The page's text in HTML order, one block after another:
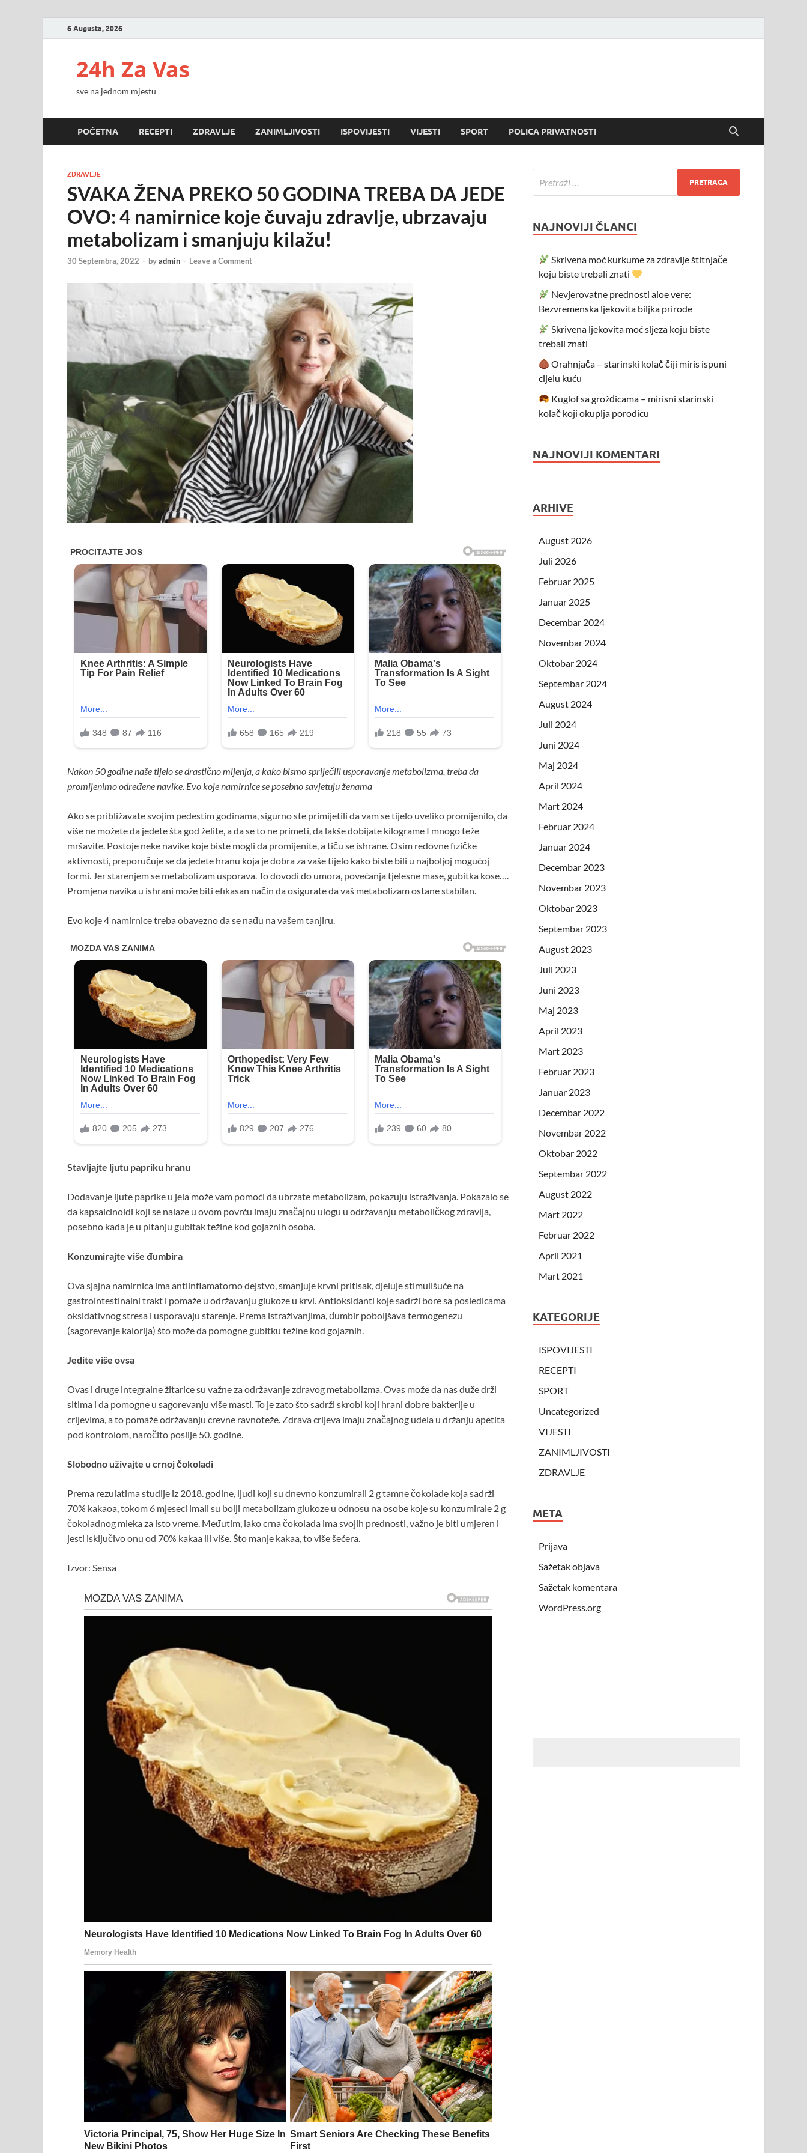
6 Augusta, 2026
24h Za Vas
sve na jednom mjestu
POČETNA RECEPTI ZDRAVLJE ZANIMLJIVOSTI ISPOVIJESTI VIJESTI SPORT POLICA PRIVATNOSTI
ZDRAVLJE
SVAKA ŽENA PREKO 50 GODINA TREBA DA JEDE
OVO: 4 namirnice koje čuvaju zdravlje, ubrzavaju
metabolizam i smanjuju kilažu!
30 Septembra, 2022 - byadmin - Leave a Comment
Nakon 50 godine naše tijelo se drastično mijenja, a kako bismo spriječili usporavanje metabolizma, treba da
promijenimo određene navike. Evo koje namirnice se posebno savjetuju ženama
Ako se približavate svojim pedestim godinama, sigurno ste primijetili da vam se tijelo uveliko promijenilo, da
više ne možete da jedete šta god želite, a da se to ne primeti, da lakše dobijate kilograme I mnogo teže
mršavite. Postoje neke navike koje biste mogli da promijenite, a tiču se ishrane. Osim redovne fizičke
aktivnosti, preporučuje se da jedete hranu koja je dobra za vaše tijelo kako biste bili u najboljoj mogućoj
formi. Jer starenjem se metabolizam usporava. To dovodi do umora, povećanja tjelesne mase, gubitka kose….
Promjena navika u ishrani može biti efikasan način da osigurate da vaš metabolizam ostane stabilan.
Evo koje 4 namirnice treba obavezno da se nađu na vašem tanjiru.
Stavljajte ljutu papriku hranu
Dodavanje ljute paprike u jela može vam pomoći da ubrzate metabolizam, pokazuju istraživanja. Pokazalo se
da kapsaicinoidi koji se nalaze u ovom povrću imaju značajnu ulogu u održavanju metaboličkog zdravlja,
posebno kada je u pitanju gubitak težine kod gojaznih osoba.
Konzumirajte više đumbira
Ova sjajna namirnica ima antiinflamatorno dejstvo, smanjuje krvni pritisak, djeluje stimulišuće na
gastrointestinalni trakt i pomaže u održavanju glukoze u krvi. Antioksidanti koje sadrži bore sa posledicama
oksidativnog stresa i usporavaju starenje. Prema istraživanjima, đumbir poboljšava termogenezu
(sagorevanje kalorija) što može da pomogne gubitku težine kod gojaznih.
Jedite više ovsa
Ovas i druge integralne žitarice su važne za održavanje zdravog metabolizma. Ovas može da nas duže drži
sitima i da pomogne u sagorevanju više masti. To je zato što sadrži skrobi koji hrani dobre bakterije u
crijevima, a to pomaže održavanju crevne ravnoteže. Zdrava crijeva imaju značajnog udela u držanju apetita
pod kontrolom, naročito poslije 50. godine.
Slobodno uživajte u crnoj čokoladi
Prema rezulatima studije iz 2018. godine, ljudi koji su dnevno konzumirali 2 g tamne čokolade koja sadrži
70% kakaoa, tokom 6 mjeseci imali su bolji metabolizam glukoze u odnosu na osobe koje su konzumirale 2 g
čokoladnog mleka za isto vreme. Međutim, iako crna čokolada ima svojih prednosti, važno je biti umjeren i
jesti isključivo onu od 70% kakaa ili više. Što manje kakaa, to više šećera.
Izvor: Sensa
NAJNOVIJI ČLANCI
Skrivena moć kurkume za zdravlje štitnjače
koju biste trebali znati
Nevjerovatne prednosti aloe vere:
Bezvremenska ljekovita biljka prirode
Skrivena ljekovita moć sljeza koju biste
trebali znati
Orahnjača – starinski kolač čiji miris ispuni
cijelu kuću
Kuglof sa grožđicama – mirisni starinski
kolač koji okuplja porodicu
NAJNOVIJI KOMENTARI
ARHIVE
August 2026
Juli 2026
Februar 2025
Januar 2025
Decembar 2024
Novembar 2024
Oktobar 2024
Septembar 2024
August 2024
Juli 2024
Juni 2024
Maj 2024
April 2024
Mart 2024
Februar 2024
Januar 2024
Decembar 2023
Novembar 2023
Oktobar 2023
Septembar 2023
August 2023
Juli 2023
Juni 2023
Maj 2023
April 2023
Mart 2023
Februar 2023
Januar 2023
Decembar 2022
Novembar 2022
Oktobar 2022
Septembar 2022
August 2022
Mart 2022
Februar 2022
April 2021
Mart 2021
KATEGORIJE
ISPOVIJESTI
RECEPTI
SPORT
Uncategorized
VIJESTI
ZANIMLJIVOSTI
ZDRAVLJE
META
Prijava
Sažetak objava
Sažetak komentara
WordPress.org